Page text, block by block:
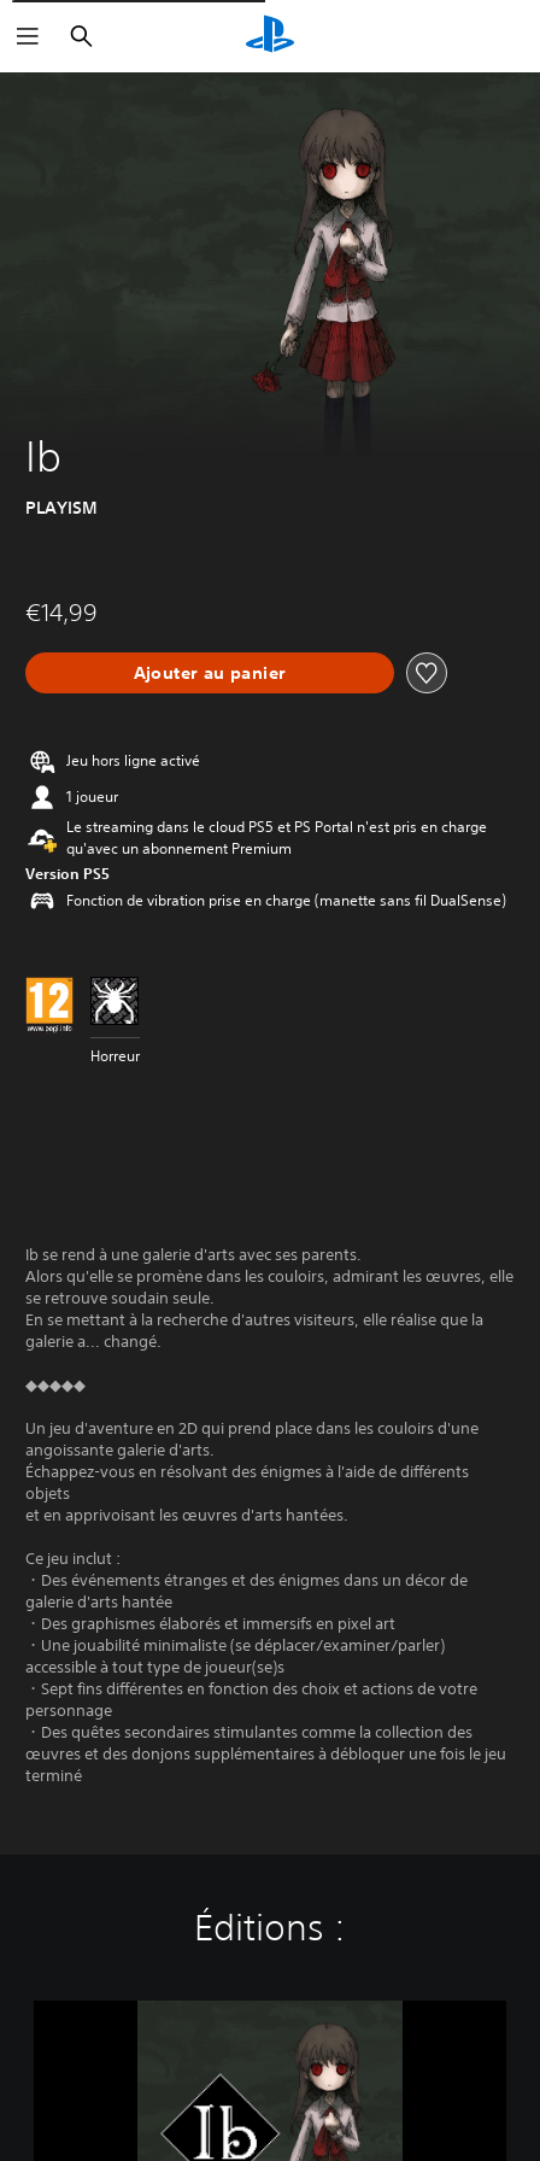
Rechercher
Ib
PLAYISM
€14,99
Ajouter au panier
Jeu hors ligne activé
1 joueur
Le streaming dans le cloud PS5 et PS Portal n'est pris en charge
qu'avec un abonnement Premium
Version PS5
Fonction de vibration prise en charge (manette sans fil DualSense)
Horreur
Ib se rend à une galerie d'arts avec ses parents.
Alors qu'elle se promène dans les couloirs, admirant les œuvres, elle
se retrouve soudain seule.
En se mettant à la recherche d'autres visiteurs, elle réalise que la
galerie a... changé.
◆◆◆◆◆
Un jeu d'aventure en 2D qui prend place dans les couloirs d'une
angoissante galerie d'arts.
Échappez-vous en résolvant des énigmes à l'aide de différents
objets
et en apprivoisant les œuvres d'arts hantées.
Ce jeu inclut :
・Des événements étranges et des énigmes dans un décor de
galerie d'arts hantée
・Des graphismes élaborés et immersifs en pixel art
・Une jouabilité minimaliste (se déplacer/examiner/parler)
accessible à tout type de joueur(se)s
・Sept fins différentes en fonction des choix et actions de votre
personnage
・Des quêtes secondaires stimulantes comme la collection des
œuvres et des donjons supplémentaires à débloquer une fois le jeu
terminé
Éditions :